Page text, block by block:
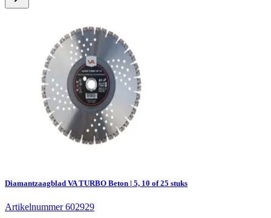
Diamantzaagblad VA TURBO Beton | 5, 10 of 25 stuks
Artikelnummer 602929